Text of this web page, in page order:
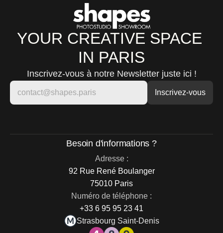
YOUR CREATIVE SPACE
IN PARIS
Inscrivez-vous à notre Newsletter juste ici !
Besoin d'informations ?
Adresse :
92 Rue René Boulanger
75010 Paris
Numéro de téléphone :
+33 6 95 95 23 41
Strasbourg Saint-Denis